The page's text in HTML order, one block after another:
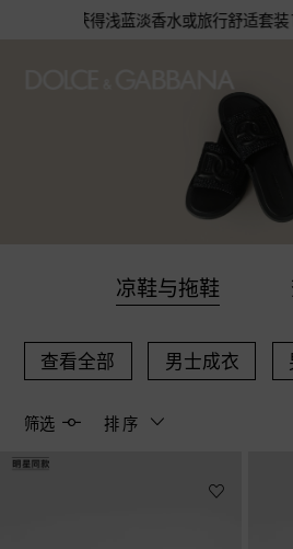
获得浅蓝淡香水或旅行舒适套装1份
凉鞋与拖鞋
查看全部 男士成衣
筛选 排序